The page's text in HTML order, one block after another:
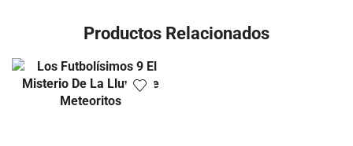
Productos Relacionados